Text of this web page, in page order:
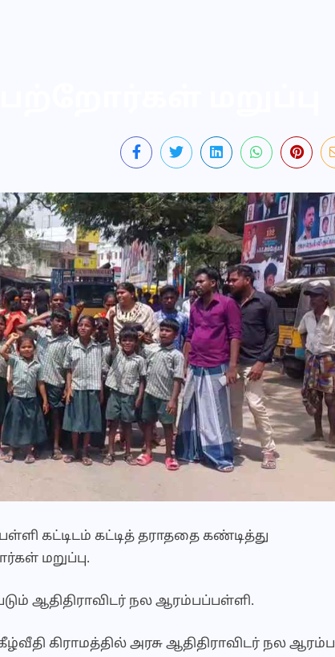
கட்டிடம் கட்டித் தராததை கண்டித்து
மறுப்பு.
ஆதிதிராவிடர் நல ஆரம்பப்பள்ளி.
கிராமத்தில் அரசு ஆதிதிராவிடர் நல ஆரம்ப